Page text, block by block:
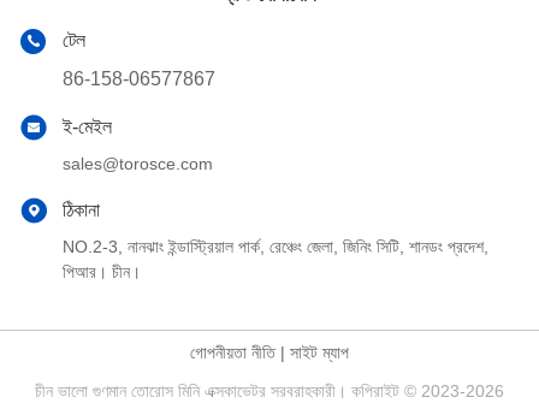
টেল
86-158-06577867
ই-মেইল
sales@torosce.com
ঠিকানা
NO.2-3, নানঝাং ইন্ডাস্ট্রিয়াল পার্ক, রেঞ্চেং জেলা, জিনিং সিটি, শানডং প্রদেশ,
পিআর। চীন।
গোপনীয়তা নীতি| সাইট ম্যাপ
চীন ভালো গুণমান তোরোস মিনি এক্সকাভেটর সরবরাহকারী। কপিরাইট © 2023-2026